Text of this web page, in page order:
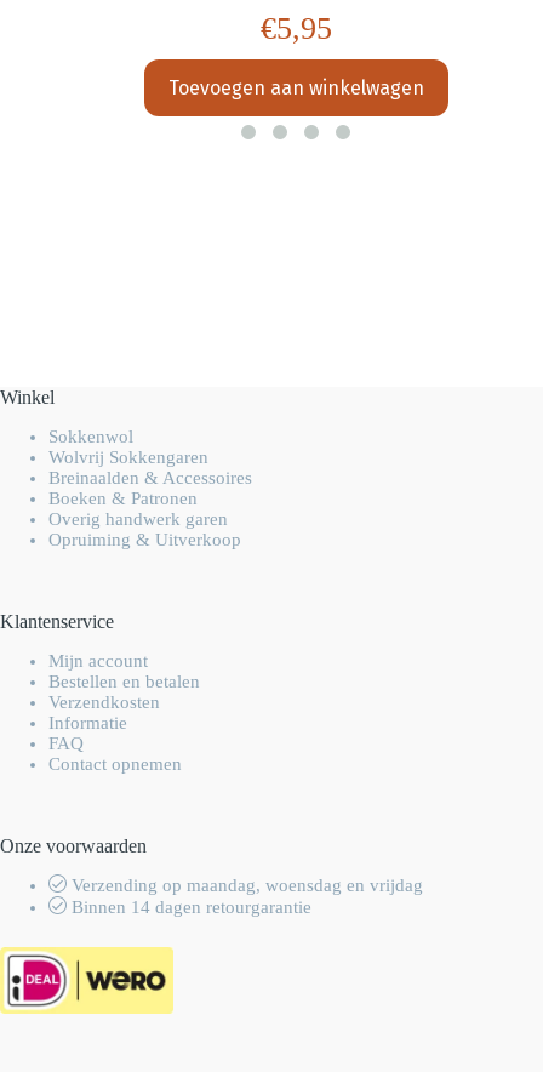
€5,95
Toevoegen aan winkelwagen
Winkel
Sokkenwol
Wolvrij Sokkengaren
Breinaalden & Accessoires
Boeken & Patronen
Overig handwerk garen
Opruiming & Uitverkoop
Klantenservice
Mijn account
Bestellen en betalen
Verzendkosten
Informatie
FAQ
Contact opnemen
Onze voorwaarden
Verzending op maandag, woensdag en vrijdag
Binnen 14 dagen retourgarantie